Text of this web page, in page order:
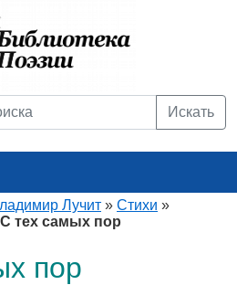
Искать
Лучит » Стихи »
С тех самых пор
пор